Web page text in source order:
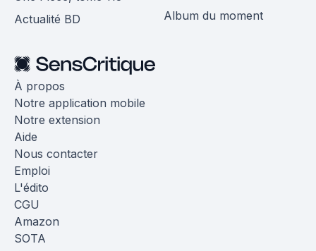
Actualité BD
Album du moment
À propos
Notre application mobile
Notre extension
Aide
Nous contacter
Emploi
L'édito
CGU
Amazon
SOTA